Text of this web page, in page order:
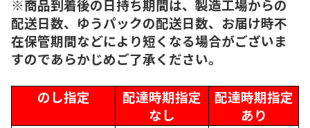
※商品到着後の日持ち期間は、製造工場からの
配送日数、ゆうパックの配送日数、お届け時不
在保管期間などにより短くなる場合がございま
すのであらかじめご了承ください。
のし指定
配達時期指定
なし
配達時期指定
あり